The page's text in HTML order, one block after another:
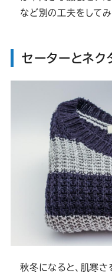
など別の工夫をしてみ
セーターとネク
秋冬になると、肌寒さ